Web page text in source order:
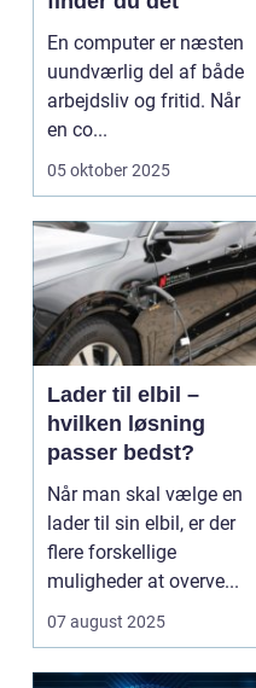
En computer er næsten
uundværlig del af både
arbejdsliv og fritid. Når
en co...
05 oktober 2025
Lader til elbil –
hvilken løsning
passer bedst?
Når man skal vælge en
lader til sin elbil, er der
flere forskellige
muligheder at overve...
07 august 2025